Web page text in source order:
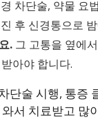
차단술, 약물 요
후 신경통으로
. 그 고통을 옆에
아야 합니다.
단술 시행, 통증
서 치료받고 많